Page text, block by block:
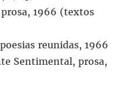
1966 (textos
reunidas, 1966
Sentimental, prosa,